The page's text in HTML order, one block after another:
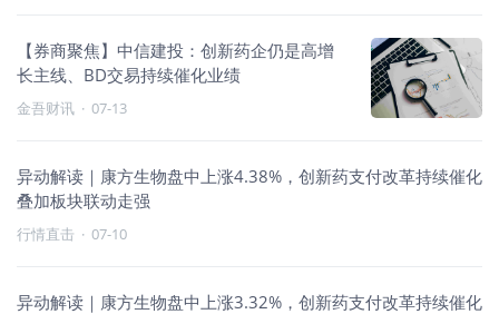
【券商聚焦】中信建投：创新药企仍是高增
长主线、BD交易持续催化业绩
金吾财讯 · 07-13
异动解读｜康方生物盘中上涨4.38%，创新药支付改革持续催化
叠加板块联动走强
行情直击 · 07-10
异动解读｜康方生物盘中上涨3.32%，创新药支付改革持续催化